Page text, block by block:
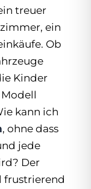
treuer
ein
Ob
Kinder
kann ich
, ohne dass
jede
Der
frustrierend